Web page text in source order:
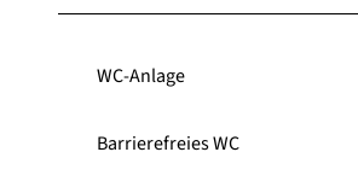
WC-Anlage
Barrierefreies WC